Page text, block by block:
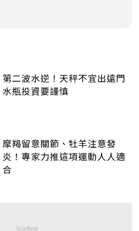
第二波水逆！天秤不宜出遠門
水瓶投資要謹慎
摩羯留意關節、牡羊注意發
炎！專家力推這項運動人人適
合